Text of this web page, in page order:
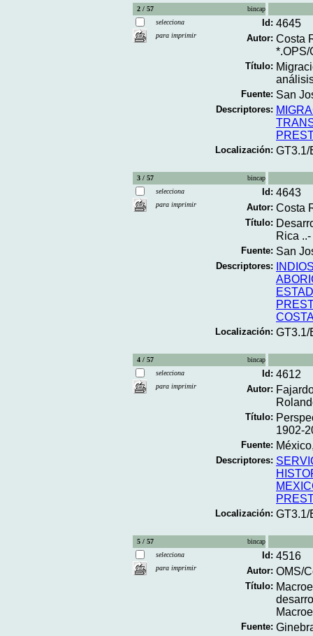
2 / 57
bincap
selecciona
para imprimir
Id: 4645
Autor: Costa
*.OPS/
Título:
Fuente: San
Descriptores:
Localización: GT3.1/
3 / 57
bincap
selecciona
para imprimir
Id: 4643
Autor: Costa
Título:
Rica ..-
Fuente: San
Descriptores:
Localización: GT3.1/
4 / 57
bincap
selecciona
para imprimir
Id: 4612
Autor:
Título:
1902-
Fuente:
Descriptores:
Localización: GT3.1/
5 / 57
bincap
selecciona
para imprimir
Id: 4516
Autor: OMS/
Título:
Fuente: